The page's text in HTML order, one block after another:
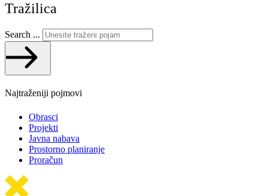
Tražilica
Search ...
Najtraženiji pojmovi
Obrasci
Projekti
Javna nabava
Prostorno planiranje
Proračun